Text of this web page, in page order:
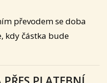
převodem se doba
kdy částka bude